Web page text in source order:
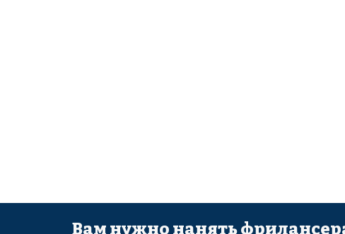
Вам нужно нанять